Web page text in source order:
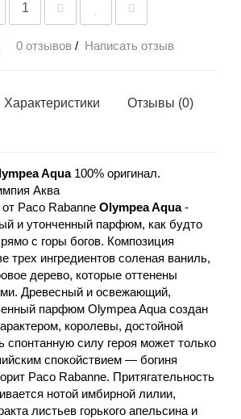
0 отзывов / Написать отзыв
Характеристики Отзывы (0)
Aqua100% оригинал.
Аква
Paco Rabanne Olympea Aqua-
и утонченный парфюм, как будто
с горы богов. Композиция
трех ингредиентов соленая ваниль,
дерево, которые оттенены
Древесный и освежающий,
парфюм Olympea Aqua создан
королевы, достойной
спонтанную силу героя может только
спокойствием — богиня
Paco Rabanne. Притягательность
нотой имбирной лилии,
листьев горького апельсина и